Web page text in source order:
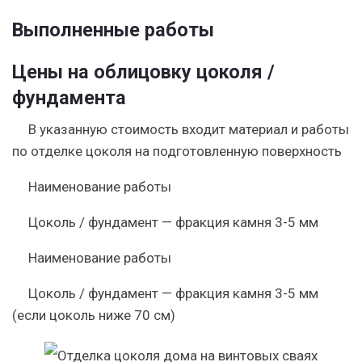
Выполненные работы
Цены на облицовку цоколя /
фундамента
В указанную стоимость входит материал и работы
по отделке цоколя на подготовленную поверхность
Наименование работы
Цоколь / фундамент — фракция камня 3-5 мм
Наименование работы
Цоколь / фундамент — фракция камня 3-5 мм
(если цоколь ниже 70 см)